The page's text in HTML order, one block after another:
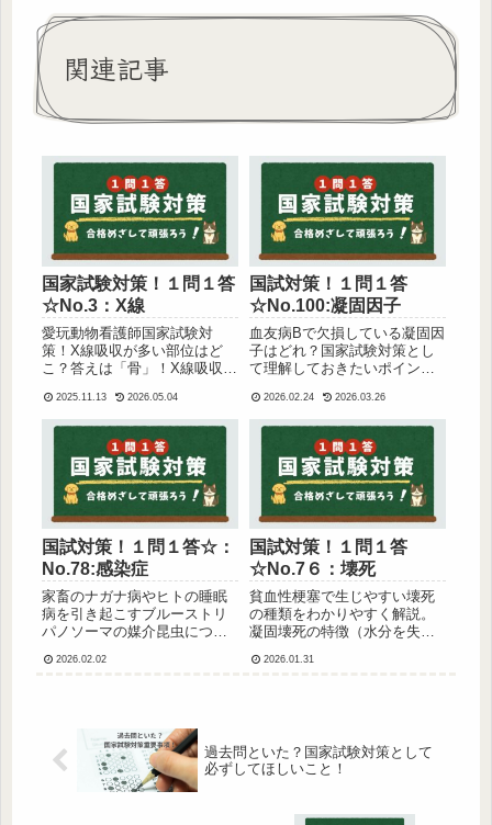
関連記事
国家試験対策！１問１答
☆No.3：X線
愛玩動物看護師国家試験対
策！X線吸収が多い部位はど
こ？答えは「骨」！X線吸収が
まとめの表と暗記のコツを読
みながら楽しく学べます。
2025.11.13 2026.05.04
国試対策！１問１答
☆No.100:凝固因子
血友病Bで欠損している凝固因
子はどれ？国家試験対策とし
て理解しておきたいポイント
た。愛玩動物看護師国家試験
の重要項目です。
2026.02.24 2026.03.26
国試対策！１問１答☆：
No.78:感染症
家畜のナガナ病やヒトの睡眠
病を引き起こすブルーストリ
パノソーマの媒介昆虫につい
験対策に重要なポイントを短
2026.02.02
国試対策！１問１答
☆No.7６：壊死
貧血性梗塞で生じやすい壊死
の種類をわかりやすく解説。
凝固壊死の特徴（水分を失っ
臓器などをまとめて国家試験
2026.01.31
過去問といた？国家試験対策として
必ずしてほしいこと！